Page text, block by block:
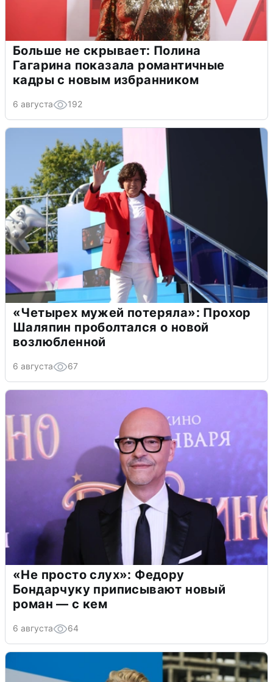
Больше не скрывает: Полина
Гагарина показала романтичные
кадры с новым избранником
6 августа 192
«Четырех мужей потеряла»: Прохор
Шаляпин проболтался о новой
возлюбленной
6 августа 67
«Не просто слух»: Федору
Бондарчуку приписывают новый
роман — с кем
6 августа 64